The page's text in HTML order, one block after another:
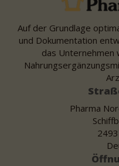
Auf der Grundlage
und Dokumentation
das Unternehmen
Pharma